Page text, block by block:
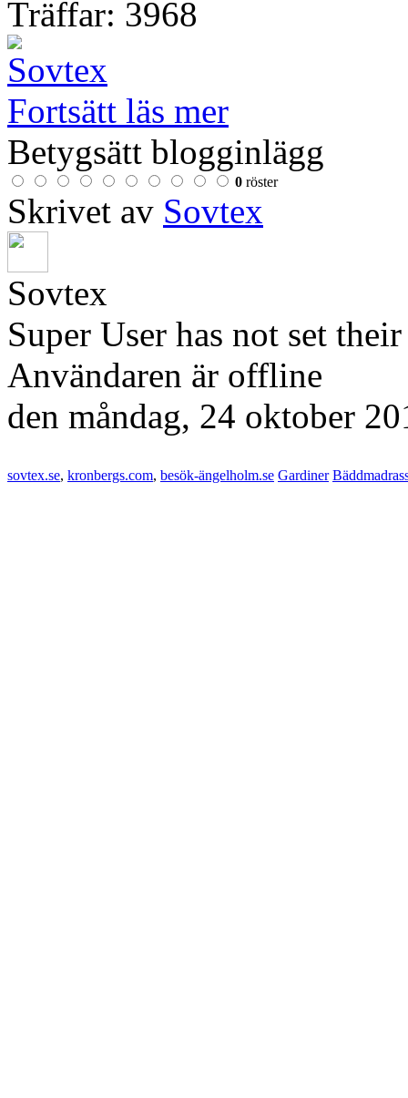
Träffar: 3968
Fortsätt läs mer
Betygsätt blogginlägg
0 röster
Skrivet av Sovtex
Sovtex
Super User has not set
Användaren är offline
den måndag, 24 oktober
sovtex.se, kronbergs.com, besök-ängelholm.se Gardiner